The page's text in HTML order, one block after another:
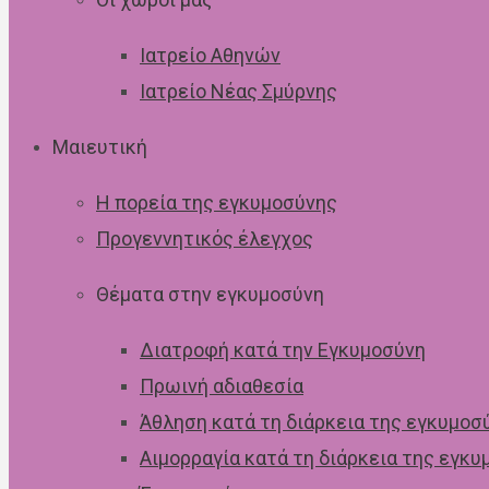
Ιατρείο Αθηνών
Ιατρείο Νέας Σμύρνης
Μαιευτική
Η πορεία της εγκυμοσύνης
Προγεννητικός έλεγχος
Θέματα στην εγκυμοσύνη
Διατροφή κατά την Εγκυμοσύνη
Πρωινή αδιαθεσία
Άθληση κατά τη διάρκεια της
Αιμορραγία κατά τη διάρκεια της